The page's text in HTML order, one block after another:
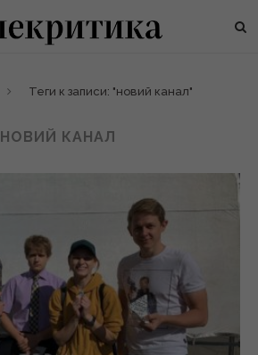
Теги к записи: "новий канал"
НОВИЙ КАНАЛ